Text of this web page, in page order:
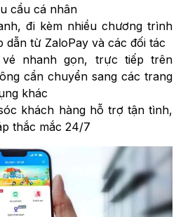
cầu cá nhân
đi kèm nhiều chương trình
dẫn từ ZaloPay và các đối tác
nhanh gọn, trực tiếp trên
cần chuyển sang các trang
khác
khách hàng hỗ trợ tận tình,
thắc mắc 24/7